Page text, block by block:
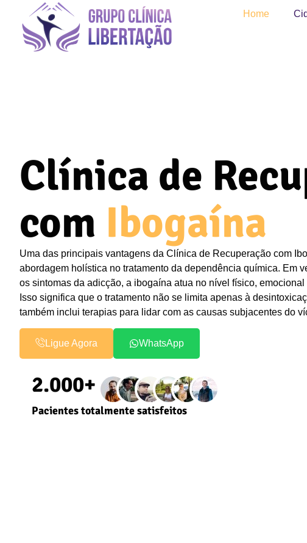
Home
Clínica de
com Ibogaína
Uma das principais vantagens da Clínica de Recuperação com
abordagem holística no tratamento da dependência química. Em
os sintomas da adicção, a ibogaína atua no nível físico,
Isso significa que o tratamento não se limita apenas à
também inclui terapias para lidar com as causas subjacentes do
Ligue Agora WhatsApp
2.000+
Pacientes totalmente satisfeitos